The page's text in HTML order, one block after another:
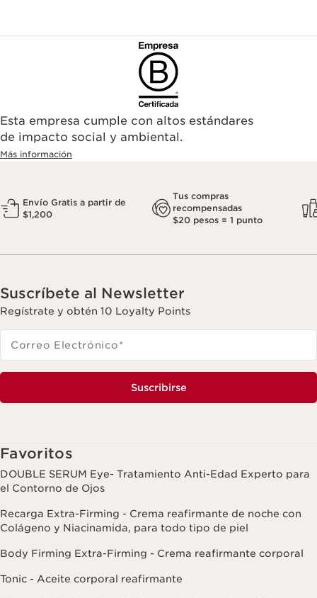
Esta empresa cumple con altos estándares
de impacto social y ambiental.
Más información
Envío Gratis a partir de
$1,200
Tus compras
recompensadas
$20 pesos = 1 punto
Suscríbete al Newsletter
Regístrate y obtén 10 Loyalty Points
Correo Electrónico*
Suscribirse
Favoritos
DOUBLE SERUM Eye- Tratamiento Anti-Edad Experto para
el Contorno de Ojos
Recarga Extra-Firming - Crema reafirmante de noche con
Colágeno y Niacinamida, para todo tipo de piel
Body Firming Extra-Firming - Crema reafirmante corporal
Tonic - Aceite corporal reafirmante